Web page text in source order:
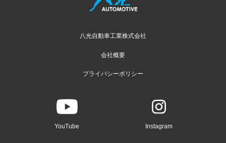
八光自動車工業株式会社
会社概要
プライバシーポリシー
YouTube Instagram